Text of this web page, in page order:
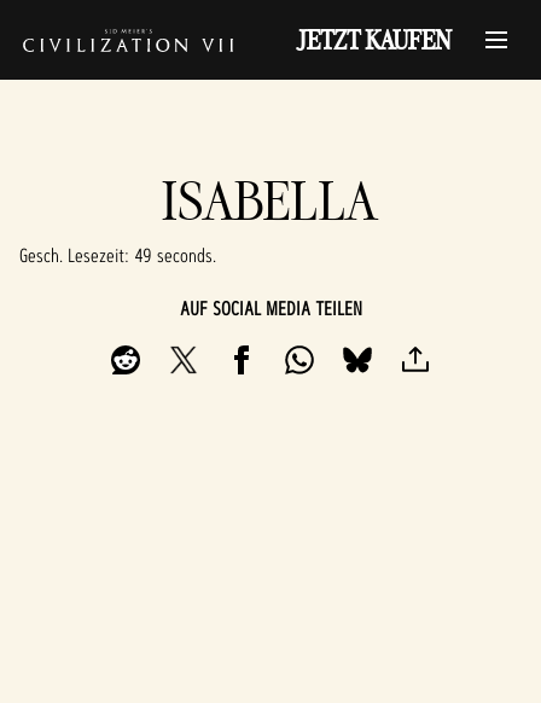
JETZT KAUFEN
ISABELLA
Gesch. Lesezeit 49 seconds
AUF SOCIAL MEDIA TEILEN